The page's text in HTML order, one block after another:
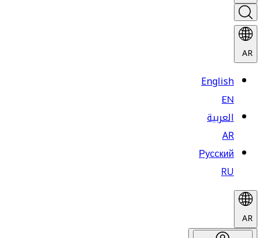
AR
English
EN
العربية
AR
Русский
RU
AR